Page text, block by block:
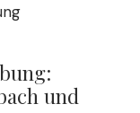
und